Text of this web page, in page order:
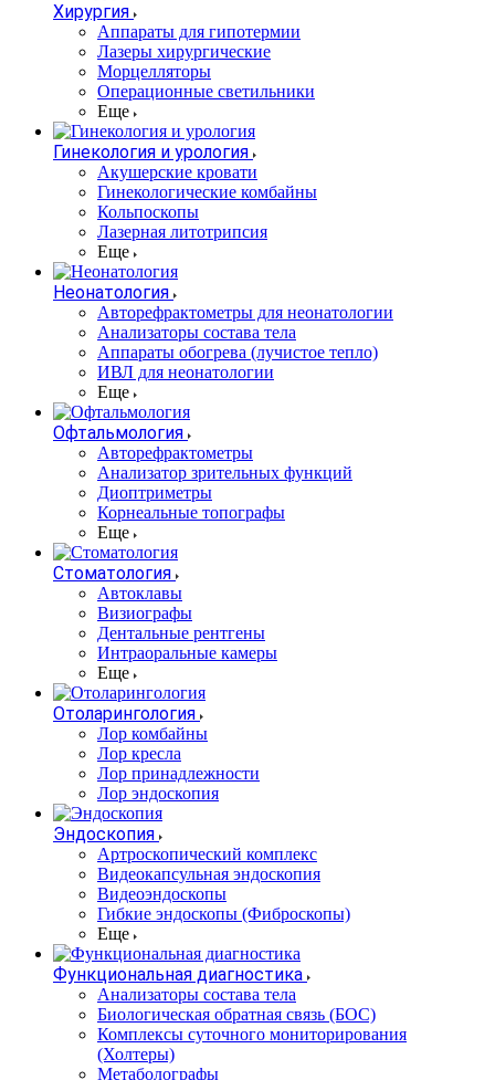
Хирургия
Аппараты для гипотермии
Лазеры хирургические
Морцелляторы
Операционные светильники
Еще
Гинекология и урология
Акушерские кровати
Гинекологические комбайны
Кольпоскопы
Лазерная литотрипсия
Еще
Неонатология
Авторефрактометры для неонатологии
Анализаторы состава тела
Аппараты обогрева (лучистое тепло)
ИВЛ для неонатологии
Еще
Офтальмология
Авторефрактометры
Анализатор зрительных функций
Диоптриметры
Корнеальные топографы
Еще
Стоматология
Автоклавы
Визиографы
Дентальные рентгены
Интраоральные камеры
Еще
Отоларингология
Лор комбайны
Лор кресла
Лор принадлежности
Лор эндоскопия
Эндоскопия
Артроскопический комплекс
Видеокапсульная эндоскопия
Видеоэндоскопы
Гибкие эндоскопы (Фиброcкопы)
Еще
Функциональная диагностика
Анализаторы состава тела
Биологическая обратная связь (БОС)
Комплексы суточного мониторирования
(Холтеры)
Метаболографы